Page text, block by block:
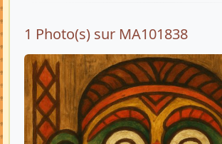
1 Photo(s) sur MA101838